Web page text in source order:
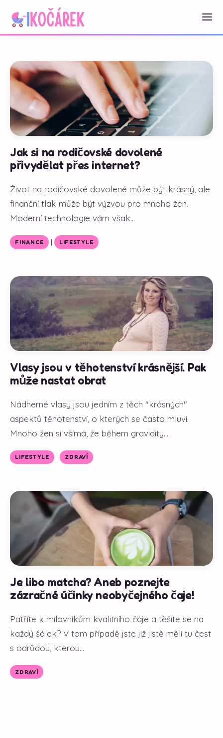
Jak si na rodičovské dovolené
přivydělat přes internet?
Život na rodičovské dovolené může být krásný, ale
finanční tlak může být výzvou pro mnoho žen.
Moderní technologie vám však...
FINANCE | LIFESTYLE
Vlasy jsou v těhotenství krásnější. Pak
může nastat obrat
Nádherné vlasy jsou jedním z těch "krásných"
aspektů těhotenství, o kterých se často mluví.
Mnoho žen si všímá, že během gravidity...
LIFESTYLE | ZDRAVÍ
Je libo matcha? Aneb poznejte
zázračné účinky neobyčejného čaje!
Patříte k milovníkům kvalitního čaje a těšíte se na
každý šálek? V tom případě jste již jistě měli tu čest
s odrůdou, kterou...
ZDRAVÍ